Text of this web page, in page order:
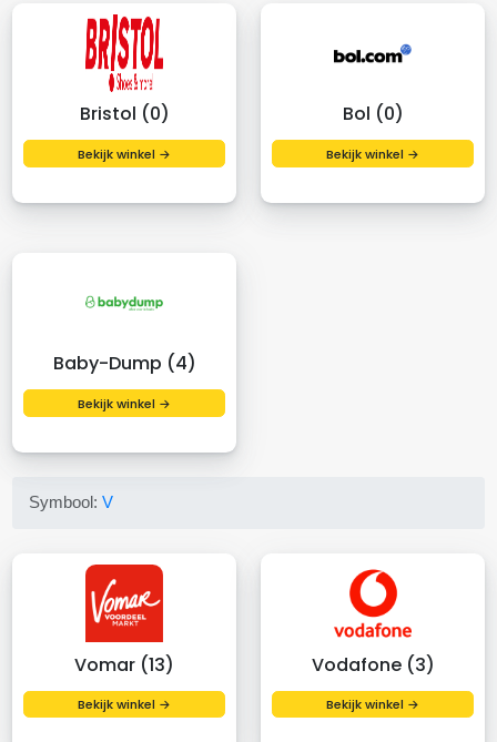
Bristol (0)
Bekijk winkel →
Bol (0)
Bekijk winkel →
Baby-Dump (4)
Bekijk winkel →
Symbool:V
Vomar (13)
Bekijk winkel →
Vodafone (3)
Bekijk winkel →